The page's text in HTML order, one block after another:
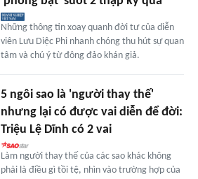
Những thông tin xoay quanh đời tư của diễn
viên Lưu Diệc Phi nhanh chóng thu hút sự quan
tâm và chú ý từ đông đảo khán giả.
5 ngôi sao là 'người thay thế'
nhưng lại có được vai diễn để đời:
Triệu Lệ Dĩnh có 2 vai
Làm người thay thế của các sao khác không
phải là điều gì tồi tệ, nhìn vào trường hợp của